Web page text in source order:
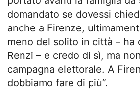
domandato se dovessi
anche a Firenze,
meno del solito in città – ha
Renzi – e credo di sì, ma
campagna elettorale. A
dobbiamo fare di più”.